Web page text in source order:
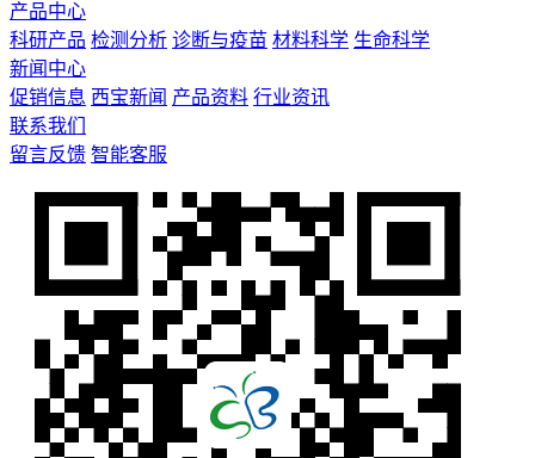
产品中心
科研产品 检测分析 诊断与疫苗 材料科学 生命科学
新闻中心
促销信息 西宝新闻 产品资料 行业资讯
联系我们
留言反馈 智能客服